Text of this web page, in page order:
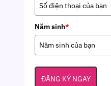
Năm sinh*
ĐĂNG KÝ NGAY